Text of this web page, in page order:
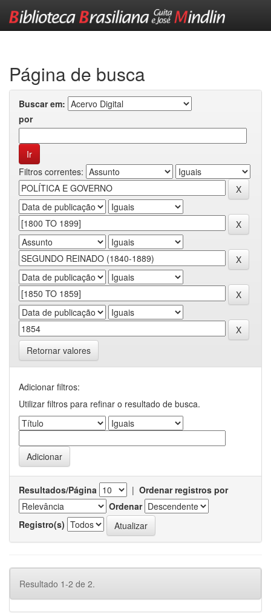
Página de busca
Buscar em:
por
Filtros correntes:
Retornar valores
Adicionar filtros:
Utilizar filtros para refinar o resultado de busca.
Resultados/Página | Ordenar registros por
Ordenar
Registro(s)
Resultado 1-2 de 2.